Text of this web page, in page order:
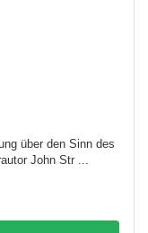
über den Sinn des
John Str ...